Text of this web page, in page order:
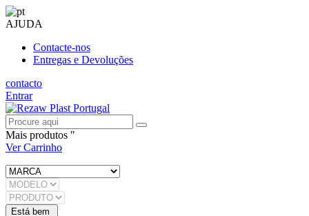
AJUDA
Contacte-nos
Entregas e Devoluções
contacto
Entrar
Mais produtos "
Ver Carrinho